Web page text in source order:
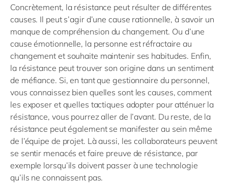
Concrètement, la résistance peut résulter de différentes
causes. Il peut s’agir d’une cause rationnelle, à savoir un
manque de compréhension du changement. Ou d’une
cause émotionnelle, la personne est réfractaire au
changement et souhaite maintenir ses habitudes. Enfin,
la résistance peut trouver son origine dans un sentiment
de méfiance. Si, en tant que gestionnaire du personnel,
vous connaissez bien quelles sont les causes, comment
les exposer et quelles tactiques adopter pour atténuer la
résistance, vous pourrez aller de l’avant. Du reste, de la
résistance peut également se manifester au sein même
de l’équipe de projet. Là aussi, les collaborateurs peuvent
se sentir menacés et faire preuve de résistance, par
exemple lorsqu’ils doivent passer à une technologie
qu’ils ne connaissent pas.